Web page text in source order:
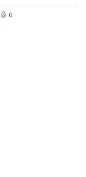
0